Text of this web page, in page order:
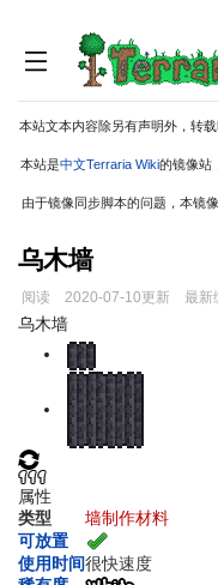
本站文本内容除另有声明外，转
本站是中文Terraria Wiki的镜像站
由于镜像同步脚本的问题，本镜
乌木墙
阅读 2020-07-10更新 最新
跳
跳
乌木墙
属性
类型
墙制作材料
可放置
使用时间很快速度